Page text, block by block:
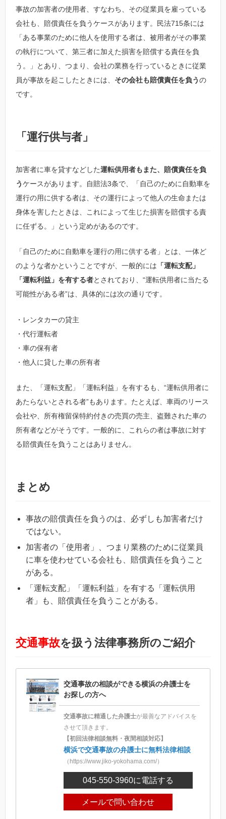
事故の加害者の使用者、すなわち、その従業員を雇っている
会社も、賠償責任を負うケースがあります。民法715条には
「ある事業のために他人を使用する者は、被用者がその事業
の執行について、第三者に加えた損害を賠償する責任を負
う。」とあり、つまり、会社の業務を行っているときに従業
員が事故を起こしたときには、 その会社も賠償責任を負うの
です。
「運行供与者」
加害者に車を貸すなどした運転供用者もまた、賠償責任を負
うケースがあります。自賠法3条で、「自己のために自動車を
運行の用に供する者は、その運行によって他人の生命または
身体を害したときは、これによって生じた損害を賠償する責
に任ずる。」という定めがあるのです。
「自己のために自動車を運行の用に供する者」とは、一体ど
のような者かということですが、一般的には 「運転支配」
「運転利益」を有する者とされており、“運転供用者に当たる
可能性がある者”は、具体的には次の通りです。
・レンタカーの貸主
・代行運転者
・車の保有者
・他人に貸した車の所有者
また、「運転支配」「運転利益」を有するも、“運転供用者に
あたらないとされる者”もあります。たとえば、車両のリース
会社や、所有権留保特約付きの売買の売主、盗難された車の
所有者などがそうです。一般的に、これらの者は事故に対す
る賠償責任を負うことはありません。
まとめ
事故の賠償責任を負うのは、必ずしも加害者だけ
ではない。
加害者の「使用者」、つまり業務のために従業員
に車を使わせている会社も、賠償責任を負うこと
がある。
「運転支配」「運転利益」を有する「運転供用
者」も、賠償責任を負うことがある。
交通事故を扱う法律事務所のご紹介
交通事故の相談ができる横浜の弁護士を
お探しの方へ
交通事故に精通した弁護士が最善なアドバイスを
させて頂きます。
【初回法律相談無料・夜間相談対応】
横浜で交通事故の弁護士に無料法律相談
（https://www.jiko-yokohama.com/）
045-550-3960に電話する
メールで問い合わせ